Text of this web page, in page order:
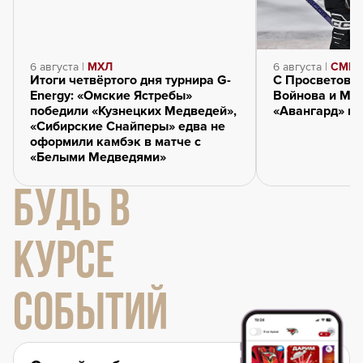
6 августа | МХЛ
Итоги четвёртого дня турнира G-
Energy: «Омские Ястребы»
победили «Кузнецких Медведей»,
«Сибирские Снайперы» едва не
оформили камбэк в матче с
«Белыми Медведями»
6 августа | СМИ
С
Войнова и
«Авангард»
БУДЬ В
КУРСЕ
СОБЫТИЙ